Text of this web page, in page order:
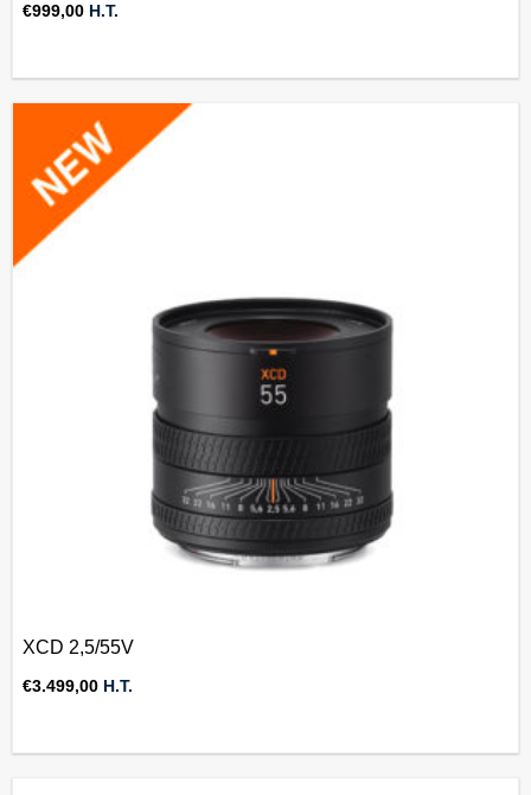
€999,00 H.T.
XCD 2,5/55V
€3.499,00 H.T.